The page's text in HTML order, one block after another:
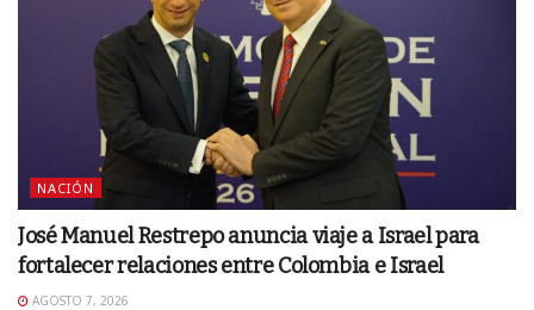
NACIÓN
José Manuel Restrepo anuncia viaje a Israel para
fortalecer relaciones entre Colombia e Israel
AGOSTO 7, 2026